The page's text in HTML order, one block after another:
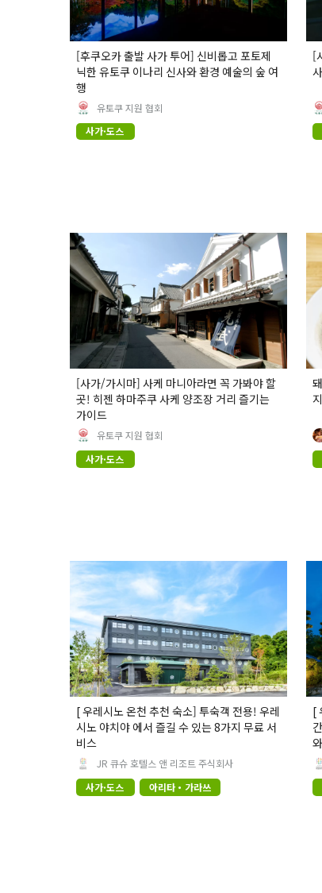
[후쿠오카 출발 사가 투어] 신비롭고 포토제
닉한 유토쿠 이나리 신사와 환경 예술의 숲 여
행
유토쿠 지원 협회
사가·도스
[
[사가/가시마] 사케 마니아라면 꼭 가봐야 할
곳! 히젠 하마주쿠 사케 양조장 거리 즐기는
가이드
유토쿠 지원 협회
사가·도스
[ 우레시노 온천 추천 숙소] 투숙객 전용! 우레
시노 야치야 에서 즐길 수 있는 8가지 무료 서
비스
JR 큐슈 호텔스 앤 리조트 주식회사
사가·도스
아리타・가라쓰
[